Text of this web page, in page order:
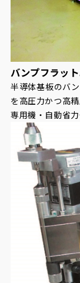
バンプフラッ
半導体基板のバ
を高圧力かつ高
専用機・自動省